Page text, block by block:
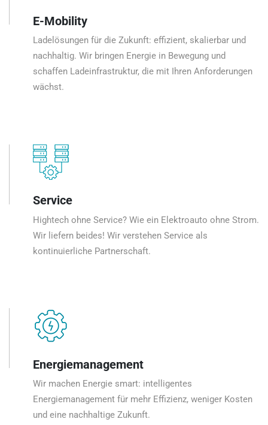
E-Mobility
Ladelösungen für die Zukunft: effizient, skalierbar und
nachhaltig. Wir bringen Energie in Bewegung und
schaffen Ladeinfrastruktur, die mit Ihren Anforderungen
wächst.
Service
Hightech ohne Service? Wie ein Elektroauto ohne Strom.
Wir liefern beides! Wir verstehen Service als
kontinuierliche Partnerschaft.
Energiemanagement
Wir machen Energie smart: intelligentes
Energiemanagement für mehr Effizienz, weniger Kosten
und eine nachhaltige Zukunft.